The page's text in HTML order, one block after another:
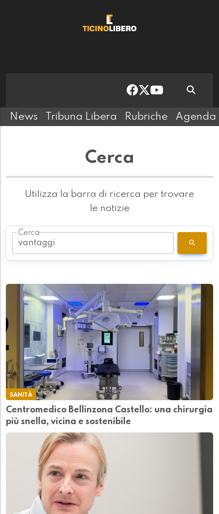
News Tribuna Libera Rubriche Agenda
Cerca
Utilizza la barra di ricerca per trovare
le notizie
Cerca
SANITÀ
Centromedico Bellinzona Castello: una chirurgia
più snella, vicina e sostenibile